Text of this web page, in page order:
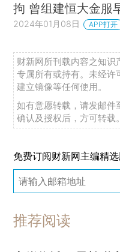
拘 曾组建恒大金服
2024年01月08日 APP打开
财新网所刊载内容之知识
专属所有或持有。未经许
建立镜像等任何使用。
如有意愿转载，请发邮件
确认及授权后，方可转载。
免费订阅财新网主编精
推荐阅读